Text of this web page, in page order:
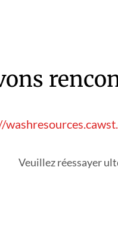
Veuillez réessayer